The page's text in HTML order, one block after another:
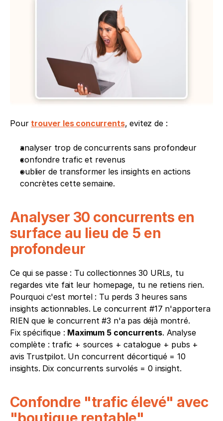
Pour trouver les concurrents, evitez de :
analyser trop de concurrents sans profondeur
confondre trafic et revenus
oublier de transformer les insights en actions
concrètes cette semaine.
Analyser 30 concurrents en
surface au lieu de 5 en
profondeur
Ce qui se passe : Tu collectionnes 30 URLs, tu
regardes vite fait leur homepage, tu ne retiens rien.
Pourquoi c'est mortel : Tu perds 3 heures sans
insights actionnables. Le concurrent #17 n'apportera
RIEN que le concurrent #3 n'a pas déjà montré.
Fix spécifique : Maximum 5 concurrents. Analyse
complète : trafic + sources + catalogue + pubs +
avis Trustpilot. Un concurrent décortiqué = 10
insights. Dix concurrents survolés = 0 insight.
Confondre "trafic élevé" avec